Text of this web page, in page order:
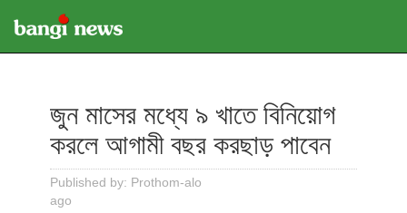
জুন মাসের মধ্যে ৯ খাতে বিনিয়োগ
করলে আগামী বছর করছাড় পাবেন
Published by: Prothom-alo
ago